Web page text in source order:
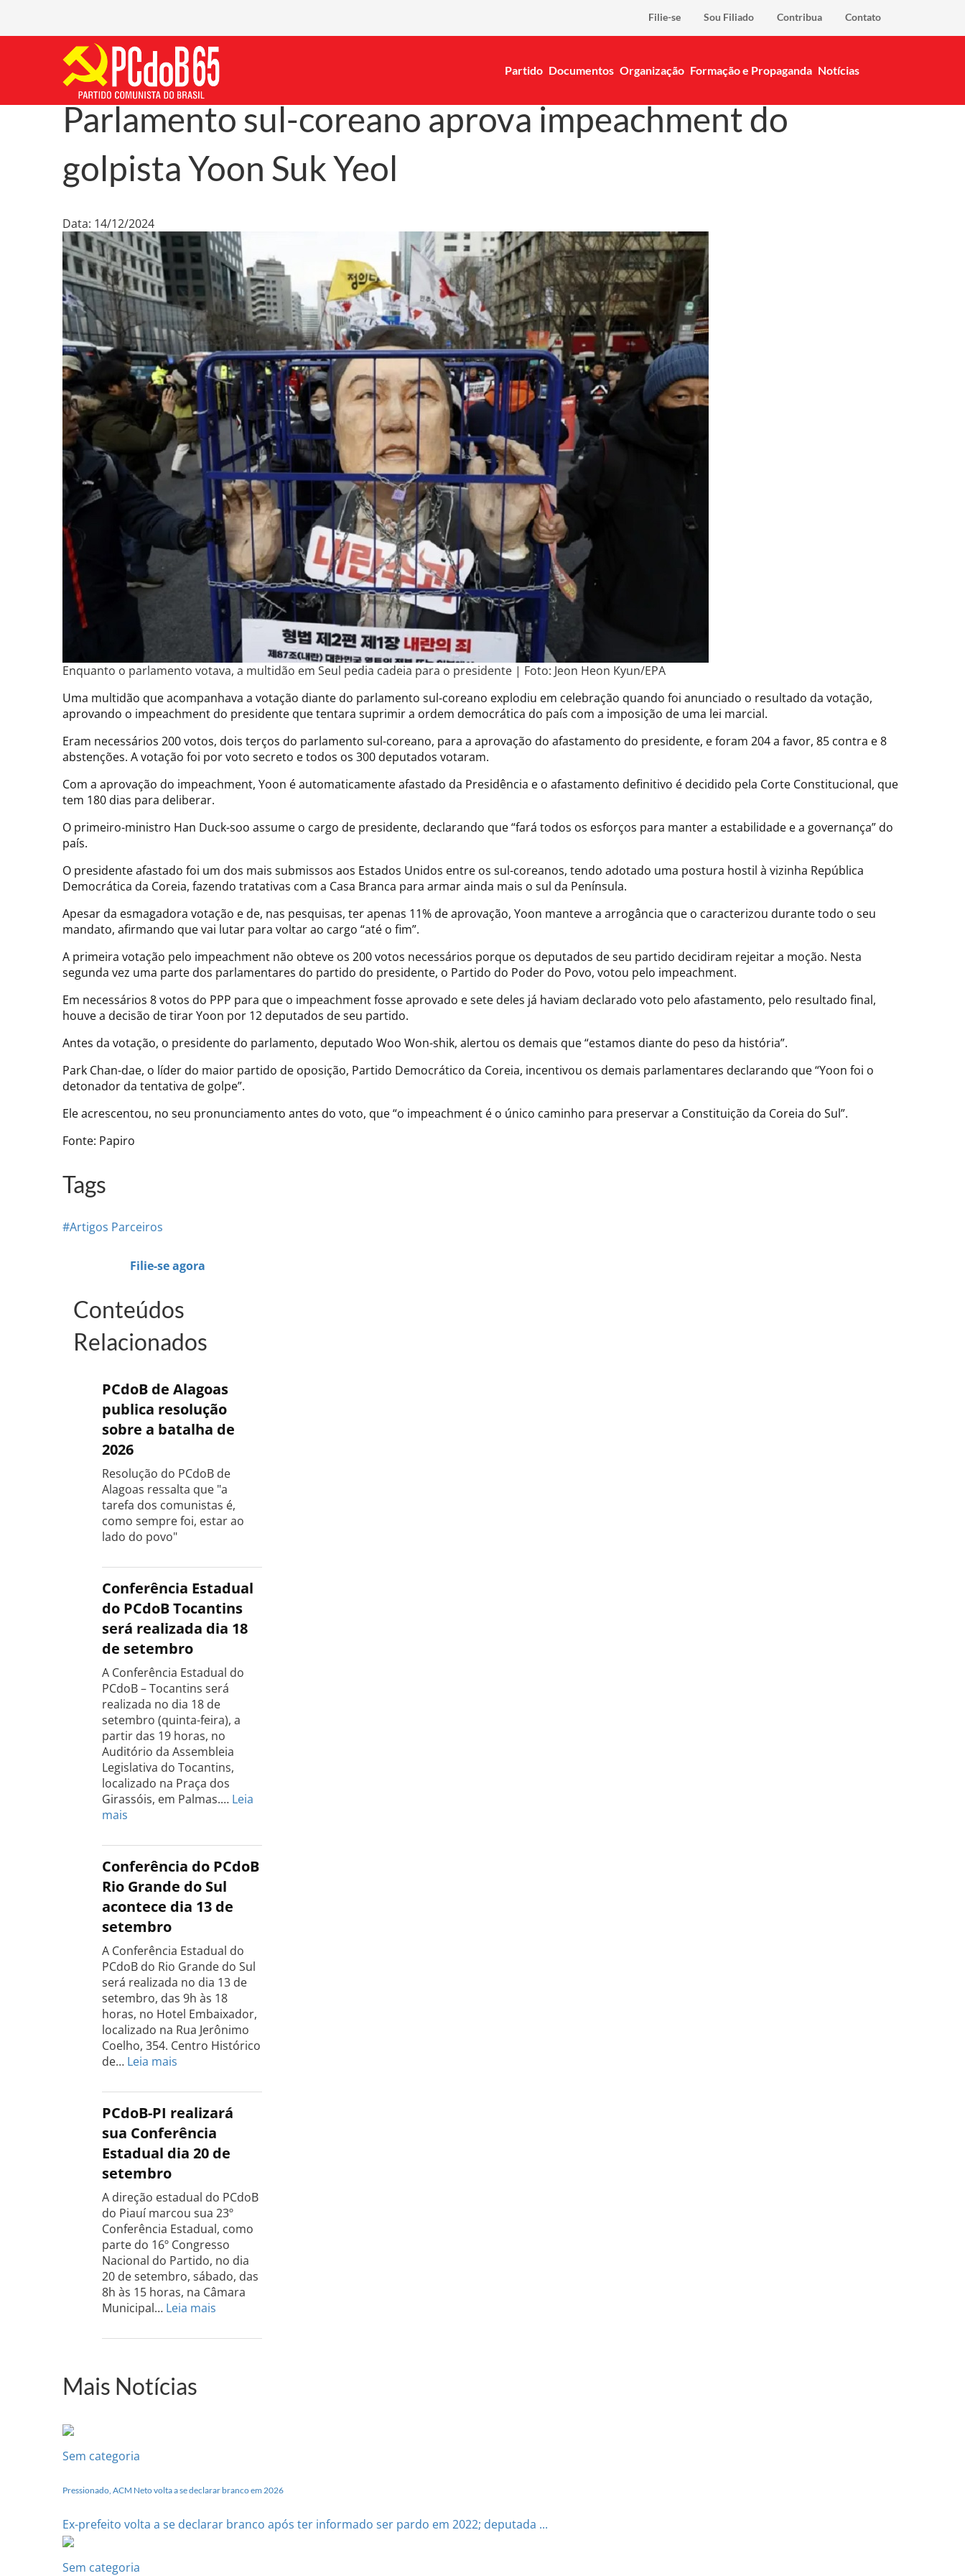
Filie-se Sou Filiado Contribua Contato
Partido Documentos Organização Formação e Propaganda Notícias
Parlamento sul-coreano aprova impeachment do
golpista Yoon Suk Yeol
Data: 14/12/2024
Enquanto o parlamento votava, a multidão em Seul pedia cadeia para o presidente | Foto: Jeon Heon Kyun/EPA
Uma multidão que acompanhava a votação diante do parlamento sul-coreano explodiu em celebração quando foi anunciado o resultado da votação,
aprovando o impeachment do presidente que tentara suprimir a ordem democrática do país com a imposição de uma lei marcial.
Eram necessários 200 votos, dois terços do parlamento sul-coreano, para a aprovação do afastamento do presidente, e foram 204 a favor, 85 contra e 8
abstenções. A votação foi por voto secreto e todos os 300 deputados votaram.
Com a aprovação do impeachment, Yoon é automaticamente afastado da Presidência e o afastamento definitivo é decidido pela Corte Constitucional, que
tem 180 dias para deliberar.
O primeiro-ministro Han Duck-soo assume o cargo de presidente, declarando que “fará todos os esforços para manter a estabilidade e a governança” do
país.
O presidente afastado foi um dos mais submissos aos Estados Unidos entre os sul-coreanos, tendo adotado uma postura hostil à vizinha República
Democrática da Coreia, fazendo tratativas com a Casa Branca para armar ainda mais o sul da Península.
Apesar da esmagadora votação e de, nas pesquisas, ter apenas 11% de aprovação, Yoon manteve a arrogância que o caracterizou durante todo o seu
mandato, afirmando que vai lutar para voltar ao cargo “até o fim”.
A primeira votação pelo impeachment não obteve os 200 votos necessários porque os deputados de seu partido decidiram rejeitar a moção. Nesta
segunda vez uma parte dos parlamentares do partido do presidente, o Partido do Poder do Povo, votou pelo impeachment.
Em necessários 8 votos do PPP para que o impeachment fosse aprovado e sete deles já haviam declarado voto pelo afastamento, pelo resultado final,
houve a decisão de tirar Yoon por 12 deputados de seu partido.
Antes da votação, o presidente do parlamento, deputado Woo Won-shik, alertou os demais que “estamos diante do peso da história”.
Park Chan-dae, o líder do maior partido de oposição, Partido Democrático da Coreia, incentivou os demais parlamentares declarando que “Yoon foi o
detonador da tentativa de golpe”.
Ele acrescentou, no seu pronunciamento antes do voto, que “o impeachment é o único caminho para preservar a Constituição da Coreia do Sul”.
Fonte: Papiro
Tags
#Artigos Parceiros
Filie-se agora
Conteúdos
Relacionados
PCdoB de Alagoas
publica resolução
sobre a batalha de
2026
Resolução do PCdoB de
Alagoas ressalta que "a
tarefa dos comunistas é,
como sempre foi, estar ao
lado do povo"
Conferência Estadual
do PCdoB Tocantins
será realizada dia 18
de setembro
A Conferência Estadual do
PCdoB – Tocantins será
realizada no dia 18 de
setembro (quinta-feira), a
partir das 19 horas, no
Auditório da Assembleia
Legislativa do Tocantins,
localizado na Praça dos
Girassóis, em Palmas.… Leia
mais
Estadual
do
Tocantins
será
realizada
18
de
setembro
Conferência do PCdoB
Rio Grande do Sul
acontece dia 13 de
setembro
A Conferência Estadual do
PCdoB do Rio Grande do Sul
será realizada no dia 13 de
setembro, das 9h às 18
horas, no Hotel Embaixador,
localizado na Rua Jerônimo
Coelho, 354. Centro Histórico
de… Leia mais
do
PCdoB
Rio
Grande
do
dia
13
de
setembro
PCdoB-PI realizará
sua Conferência
Estadual dia 20 de
setembro
A direção estadual do PCdoB
do Piauí marcou sua 23º
Conferência Estadual, como
parte do 16º Congresso
Nacional do Partido, no dia
20 de setembro, sábado, das
8h às 15 horas, na Câmara
Municipal… Leia mais
PI
Mais Notícias
Sem categoria
Pressionado, ACM Neto volta a se declarar branco em 2026
Ex-prefeito volta a se declarar branco após ter informado ser pardo em 2022; deputada ...
Sem categoria